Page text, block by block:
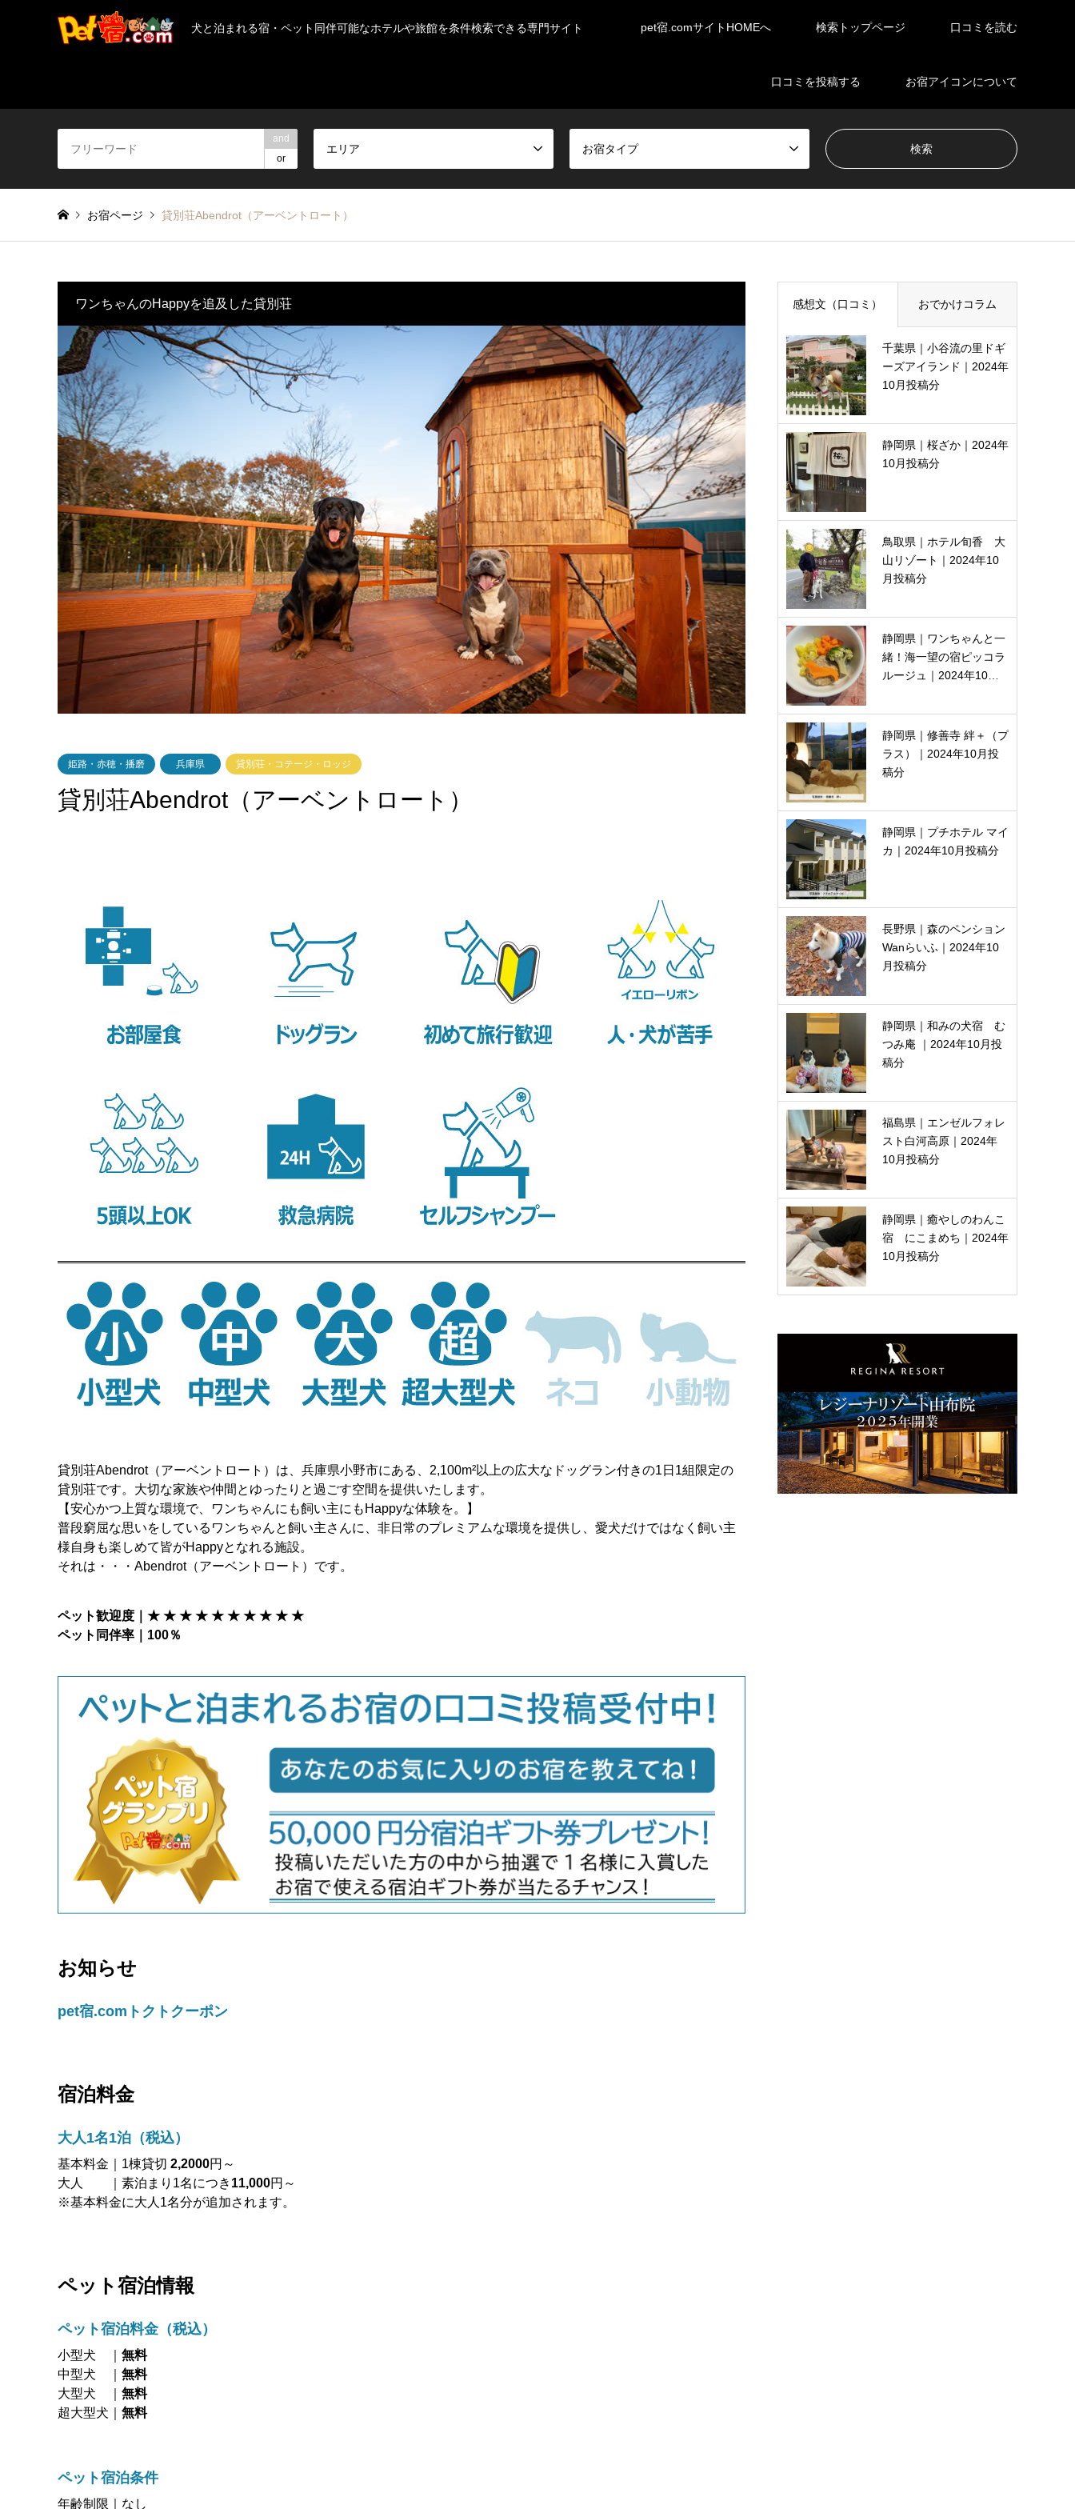
犬と泊まれる宿・ペット同伴可能なホテルや旅館を条件検索できる専門サイト pet宿.comサイトHOMEへ 検索トップページ 口コミを読む
口コミを投稿する お宿アイコンについて
and
or
エリア お宿タイプ
お宿ページ 貸別荘Abendrot（アーベントロート）
ワンちゃんのHappyを追及した貸別荘
姫路・赤穂・播磨 兵庫県 貸別荘・コテージ・ロッジ
貸別荘Abendrot（アーベントロート）
貸別荘Abendrot（アーベントロート）は、兵庫県小野市にある、2,100m²以上の広大なドッグラン付きの1日1組限定の
貸別荘です。大切な家族や仲間とゆったりと過ごす空間を提供いたします。
【安心かつ上質な環境で、ワンちゃんにも飼い主にもHappyな体験を。】
普段窮屈な思いをしているワンちゃんと飼い主さんに、非日常のプレミアムな環境を提供し、愛犬だけではなく飼い主
様自身も楽しめて皆がHappyとなれる施設。
それは・・・Abendrot（アーベントロート）です。
ペット歓迎度｜★ ★ ★ ★ ★ ★ ★ ★ ★ ★
ペット同伴率｜100％
お知らせ
pet宿.comトクトクーポン
宿泊料金
大人1名1泊（税込）
基本料金｜1棟貸切 2,2000円～
大人 ｜素泊まり1名につき 11,000円～
※基本料金に大人1名分が追加されます。
ペット宿泊情報
ペット宿泊料金（税込）
小型犬 ｜ 無料
中型犬 ｜ 無料
大型犬 ｜ 無料
超大型犬｜ 無料
ペット宿泊条件
年齢制限｜なし
感想文（口コミ） おでかけコラム
千葉県｜小谷流の里ドギ
ーズアイランド｜2024年
10月投稿分
静岡県｜桜ざか｜2024年
10月投稿分
鳥取県｜ホテル旬香 大
山リゾート｜2024年10
月投稿分
静岡県｜ワンちゃんと一
緒！海一望の宿ピッコラ
ルージュ｜2024年10…
静岡県｜修善寺 絆＋（プ
ラス）｜2024年10月投
稿分
静岡県｜プチホテル マイ
カ｜2024年10月投稿分
長野県｜森のペンション
Wanらいふ｜2024年10
月投稿分
静岡県｜和みの犬宿 む
つみ庵 ｜2024年10月投
稿分
福島県｜エンゼルフォレ
スト白河高原｜2024年
10月投稿分
静岡県｜癒やしのわんこ
宿 にこまめち｜2024年
10月投稿分